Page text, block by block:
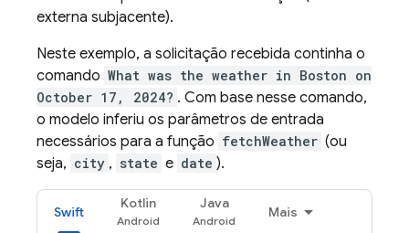
externa subjacente).
Neste exemplo, a solicitação recebida continha o
comando What was the weather in Boston on
October 17, 2024? . Com base nesse comando,
o modelo inferiu os parâmetros de entrada
necessários para a função fetchWeather (ou
seja, city , state e date ).
Swift
Kotlin Java
Mais